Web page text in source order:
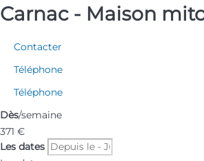
Carnac - Maison
Contacter
Téléphone
Téléphone
Dès/semaine
371 €
Les dates